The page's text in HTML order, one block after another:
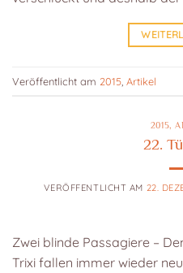
Veröffentlicht am 2015 Artikel
2015,
22.
VERÖFFENTLICHT AM 22.
Zwei blinde Passagiere –
Trixi fallen immer wieder